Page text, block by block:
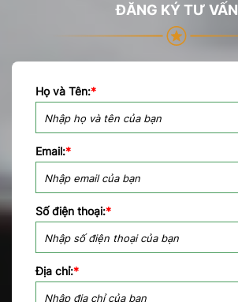
ĐĂNG KÝ TƯ VẤN
Họ và Tên:*
Email:*
Số điện thoại:*
Địa chỉ:*